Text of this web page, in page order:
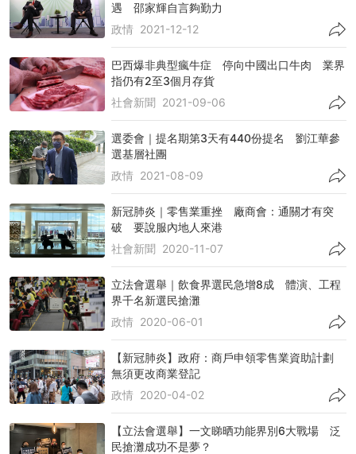
遇 邵家輝自言夠勤力
政情 2021-12-12
巴西爆非典型瘋牛症 停向中國出口牛肉 業界
指仍有2至3個月存貨
社會新聞 2021-09-06
選委會｜提名期第3天有440份提名 劉江華參
選基層社團
政情 2021-08-09
新冠肺炎｜零售業重挫 廠商會：通關才有突
破 要說服內地人來港
社會新聞 2020-11-07
立法會選舉｜飲食界選民急增8成 體演、工程
界千名新選民搶灘
政情 2020-06-01
【新冠肺炎】政府：商戶申領零售業資助計劃
無須更改商業登記
政情 2020-04-02
【立法會選舉】一文睇晒功能界別6大戰場 泛
民搶灘成功不是夢？